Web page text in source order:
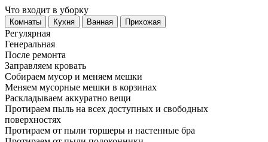
Что входит в уборку
Регу­лярная
Гене­ральная
После ремонта
Заправляем кровать
Собираем мусор и меняем мешки
Меняем мусорные мешки в корзинах
Раскладываем аккуратно вещи
Протираем пыль на всех доступных и свободных
поверхностях
Протираем от пыли торшеры и настенные бра